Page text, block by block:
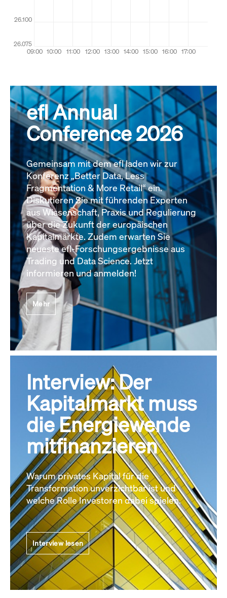
efl Annual
Conference 2026
Gemeinsam mit dem efl laden wir zur
Konferenz „Better Data, Less
Fragmentation & More Retail“ ein.
Diskutieren Sie mit führenden Experten
aus Wissenschaft, Praxis und Regulierung
über die Zukunft der europäischen
Kapitalmärkte. Zudem erwarten Sie
neueste efl-Forschungsergebnisse aus
Trading und Data Science. Jetzt
informieren und anmelden!
Mehr
Interview: Der
Kapitalmarkt muss
die Energiewende
mitfinanzieren
Warum privates Kapital für die
Transformation unverzichtbar ist und
welche Rolle Investoren dabei spielen.
Interview lesen